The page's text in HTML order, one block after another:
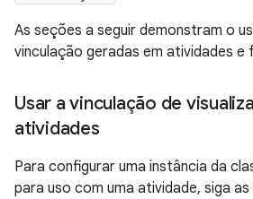
As seções a seguir demonstram o
vinculação geradas em atividades e
Usar a vinculação de
atividades
Para configurar uma instância da
para uso com uma atividade, siga